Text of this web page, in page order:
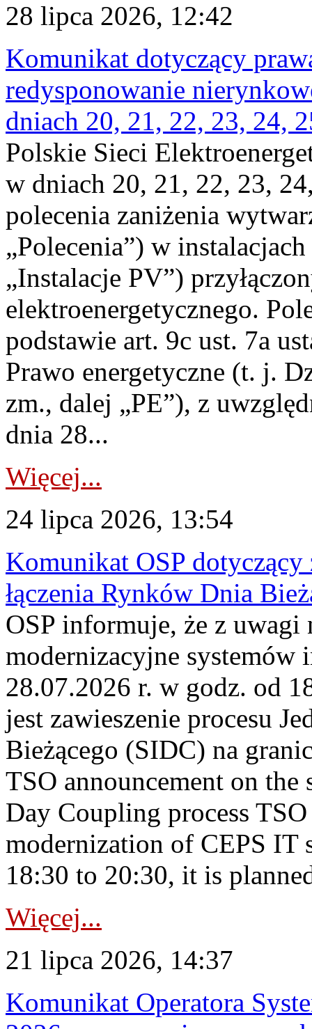
28 lipca 2026, 12:42
Komunikat dotyczący
redysponowanie
dniach 20, 21, 22, 23, 24,
Polskie Sieci
w dniach 20, 21, 22, 23,
polecenia zaniżenia
„Polecenia”) w
„Instalacje PV”)
elektroenergetycznego.
podstawie art. 9c ust. 7a
Prawo energetyczne (t. j.
zm., dalej „PE”), z
dnia 28...
Więcej...
24 lipca 2026, 13:54
Komunikat OSP dotyczący
łączenia Rynków Dnia
OSP informuje, że z uwagi
modernizacyjne
28.07.2026 r. w godz. od
jest zawieszenie procesu
Bieżącego (SIDC) na
TSO announcement on
Day Coupling process
modernization of CEPS IT
18:30 to 20:30, it is
Więcej...
21 lipca 2026, 14:37
Komunikat Operatora